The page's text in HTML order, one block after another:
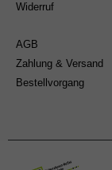
Widerruf
AGB
Zahlung & Versand
Bestellvorgang